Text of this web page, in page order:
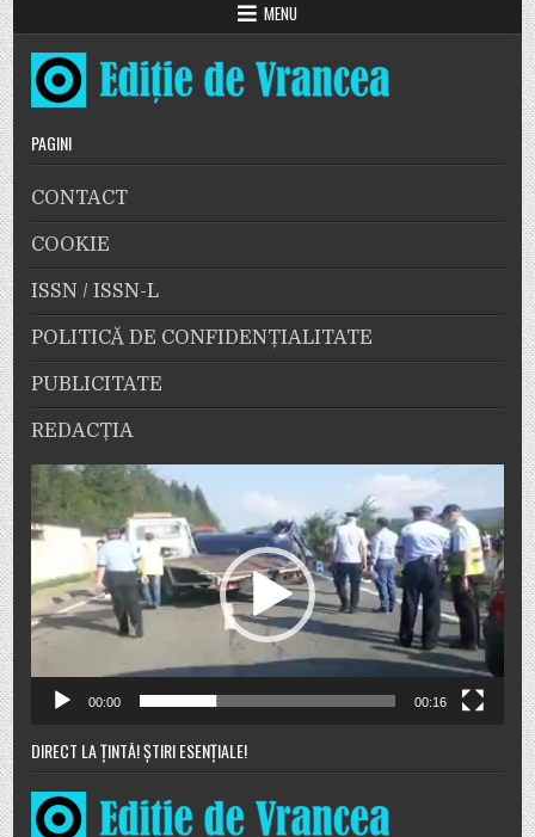
MENU
PAGINI
CONTACT
COOKIE
ISSN / ISSN-L
POLITICĂ DE CONFIDENȚIALITATE
PUBLICITATE
REDACȚIA
Player
video
00:00 00:16
DIRECT LA ȚINTĂ! ȘTIRI ESENȚIALE!